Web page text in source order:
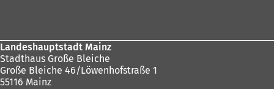
Landeshauptstadt Mainz
Stadthaus Große Bleiche
Große Bleiche 46/Löwenhofstraße 1
55116 Mainz